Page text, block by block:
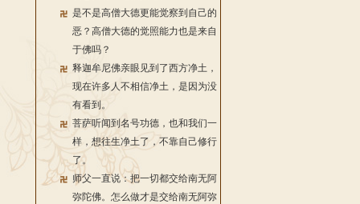
是不是高僧大德更能觉察到自己的
恶？高僧大德的觉照能力也是来自
于佛吗？
释迦牟尼佛亲眼见到了西方净土，
现在许多人不相信净土，是因为没
有看到。
菩萨听闻到名号功德，也和我们一
样，想往生净土了，不靠自己修行
了。
师父一直说：把一切都交给南无阿
弥陀佛。怎么做才是交给南无阿弥